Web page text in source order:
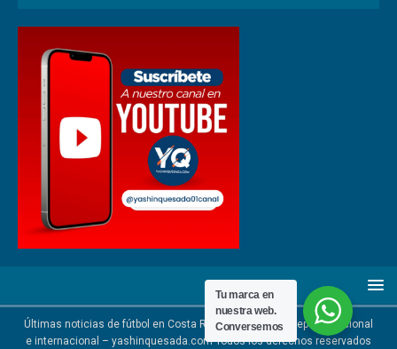
Últimas noticias de fútbol en Costa Rica | Noticias del deporte nacional
e internacional – yashinquesada.com Todos los derechos reservados
Tu marca en
nuestra web.
Conversemos